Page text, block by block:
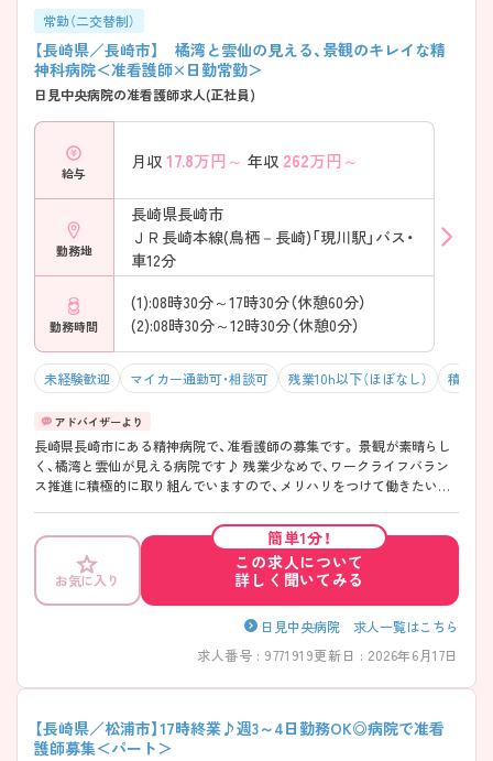
常勤（二交替制）
【長崎県／長崎市】 橘湾と雲仙の見える、景観のキレイな精
神科病院＜准看護師×日勤常勤＞
日見中央病院の准看護師求人(正社員)
給与
月収 17.8万円～ 年収 262万円～
勤務地
長崎県長崎市
ＪＲ長崎本線(鳥栖－長崎)「現川駅」バス・
車12分
勤務時間
(1):08時30分～17時30分（休憩60分）
(2):08時30分～12時30分（休憩0分）
未経験歓迎 マイカー通勤可・相談可 残業10h以下（ほぼなし） 積極採
長崎県長崎市にある精神病院で、准看護師の募集です。 景観が素晴らし
く、橘湾と雲仙が見える病院です♪ 残業少なめで、ワークライフバラン
ス推進に積極的に取り組んでいますので、メリハリをつけて働きたいと
駐車場もございます。 少しでもご興味を持たれましたら詳細をお伝えし
ますので、お気軽にお問い合わせください。
お気に入り
簡単1分！
この求人について
詳しく聞いてみる
日見中央病院 求人一覧はこちら
求人番号 : 9771919更新日 : 2026年6月17日
【長崎県／松浦市】17時終業♪週3～4日勤務OK◎病院で准看
護師募集＜パート＞